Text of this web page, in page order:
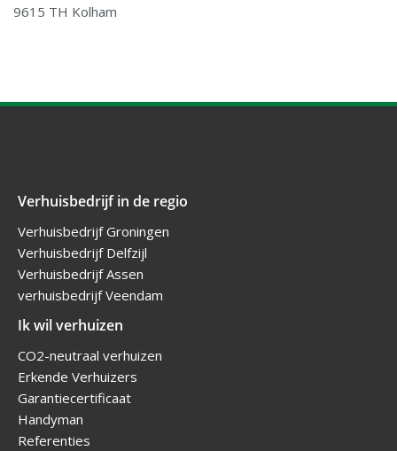
9615 TH Kolham
Verhuisbedrijf in de regio
Verhuisbedrijf Groningen
Verhuisbedrijf Delfzijl
Verhuisbedrijf Assen
verhuisbedrijf Veendam
Ik wil verhuizen
CO2-neutraal verhuizen
Erkende Verhuizers
Garantiecertificaat
Handyman
Referenties